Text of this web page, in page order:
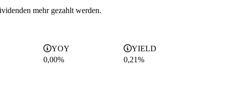
mehr gezahlt werden.
YOY
YIELD
0,00%
0,21%